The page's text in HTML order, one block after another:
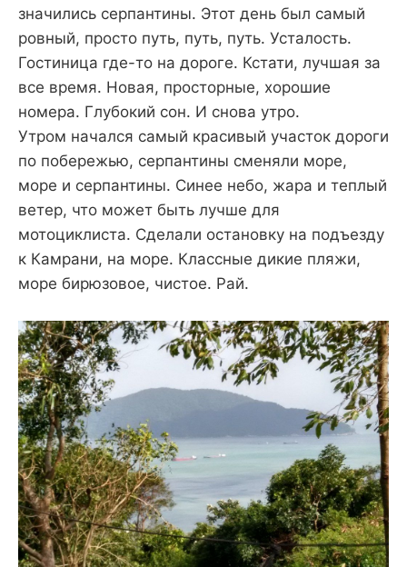
значились серпантины. Этот день был самый
ровный, просто путь, путь, путь. Усталость.
Гостиница где-то на дороге. Кстати, лучшая за
все время. Новая, просторные, хорошие
номера. Глубокий сон. И снова утро.
Утром начался самый красивый участок дороги
по побережью, серпантины сменяли море,
море и серпантины. Синее небо, жара и теплый
ветер, что может быть лучше для
мотоциклиста. Сделали остановку на подъезду
к Камрани, на море. Классные дикие пляжи,
море бирюзовое, чистое. Рай.